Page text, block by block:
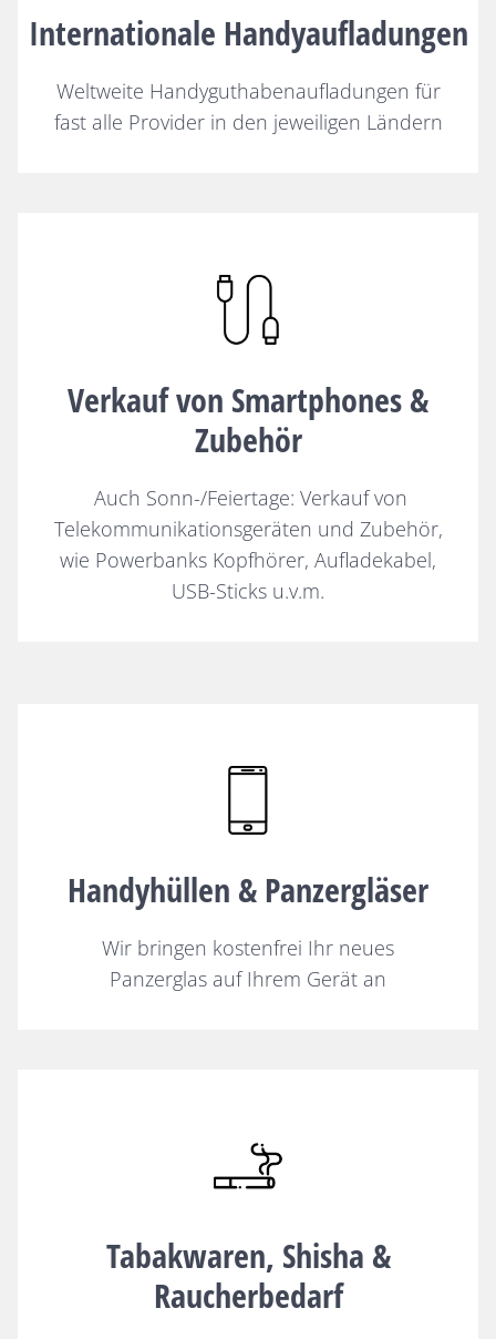
Internationale Handyaufladungen
Weltweite Handyguthabenaufladungen für
fast alle Provider in den jeweiligen Ländern
Verkauf von Smartphones &
Zubehör
Auch Sonn-/Feiertage: Verkauf von
Telekommunikationsgeräten und Zubehör,
wie Powerbanks Kopfhörer, Aufladekabel,
USB-Sticks u.v.m.
Handyhüllen & Panzergläser
Wir bringen kostenfrei Ihr neues
Panzerglas auf Ihrem Gerät an
Tabakwaren, Shisha &
Raucherbedarf